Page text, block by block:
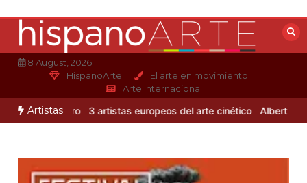
contenido
8 August, 2026
HispanoArte
El arte en movimiento
Arte Internacional
Artistas
Otero 3 artistas europeos del arte cinético Albert Gleizes: